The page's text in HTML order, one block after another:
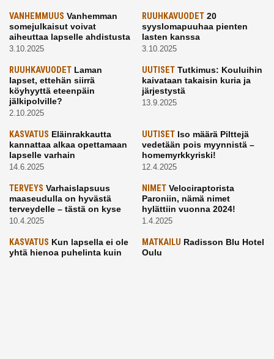
VANHEMMUUS Vanhemman
somejulkaisut voivat
aiheuttaa lapselle ahdistusta
3.10.2025
RUUHKAVUODET20
syyslomapuuhaa pienten
lasten kanssa
3.10.2025
RUUHKAVUODET Laman
lapset, ettehän siirrä
köyhyyttä eteenpäin
jälkipolville?
2.10.2025
UUTISETTutkimus: Kouluihin
kaivataan takaisin kuria ja
järjestystä
13.9.2025
KASVATUS Eläinrakkautta
kannattaa alkaa opettamaan
lapselle varhain
14.6.2025
UUTISETIso määrä Pilttejä
vedetään pois myynnistä –
homemyrkkyriski!
12.4.2025
TERVEYS Varhaislapsuus
maaseudulla on hyvästä
terveydelle – tästä on kyse
10.4.2025
NIMETVelociraptorista
Paroniin, nämä nimet
hylättiin vuonna 2024!
1.4.2025
KASVATUS Kun lapsella ei ole
yhtä hienoa puhelinta kuin
MATKAILU Radisson Blu Hotel
Oulu